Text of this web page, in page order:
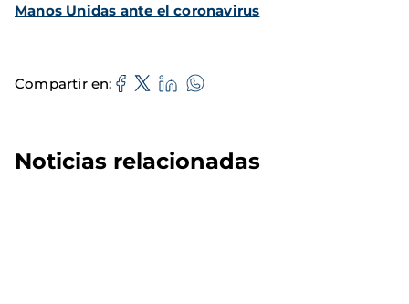
Manos Unidas ante el coronavirus
Compartir en
Noticias relacionadas